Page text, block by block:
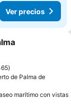
Ver precios
de Palma de
marítimo con vistas